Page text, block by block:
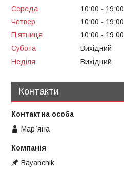
Середа
10:00
19:00
Четвер
10:00
19:00
Пʼятниця
10:00
19:00
Субота
Вихідний
Неділя
Вихідний
Контакти
Мар`яна
Bayanchik